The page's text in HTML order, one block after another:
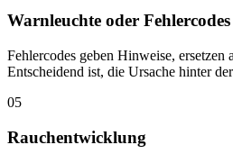
Warnleuchte oder Fehlercodes
Fehlercodes geben Hinweise, ersetzen
Entscheidend ist, die Ursache hinter
05
Rauchentwicklung